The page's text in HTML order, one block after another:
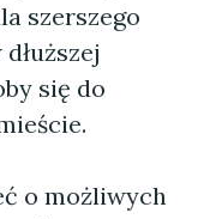
szerszego
się do
o możliwych